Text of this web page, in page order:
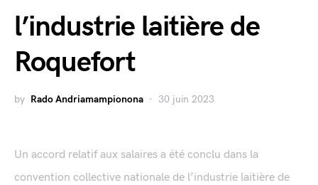
l’industrie laitière de
Roquefort
by Rado Andriamampionona 30 juin 2023
Un accord relatif aux salaires a été conclu dans la
convention collective nationale de l’industrie laitière de